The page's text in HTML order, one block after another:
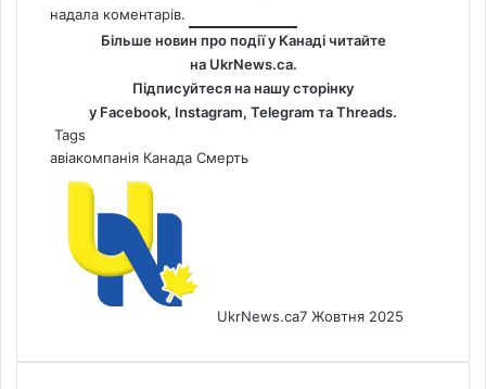
надала коментарів.
Більше новин про події у Канаді читайте
на UkrNews.ca.
Підписуйтеся на нашу сторінку
у Facebook, Instagram, Telegram таThreads.
Tags
авіакомпанія Канада Смерть
UkrNews.ca7 Жовтня 2025